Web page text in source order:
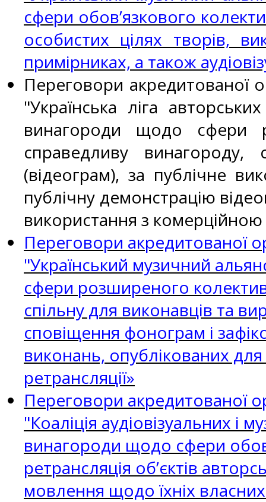
сфери обов’язкового
особистих цілях творів,
примірниках, а також
Переговори акредитованої
"Українська ліга
винагороди щодо сфери
справедливу
(відеограм), за публічне
публічну демонстрацію
використання з
Переговори акредитованої
"Український музичний
сфери розширеного
спільну для виконавців та
сповіщення фонограм і
виконань, опублікованих
ретрансляції»
Переговори акредитованої
"Коаліція аудіовізуальних
винагороди щодо сфери
ретрансляція об’єктів
мовлення щодо їхніх